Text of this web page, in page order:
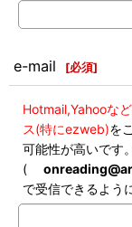
e-mail [必須]
Hotmail,Yahooな
ス(特にezweb)を
可能性が高いです
(
で受信できるよう